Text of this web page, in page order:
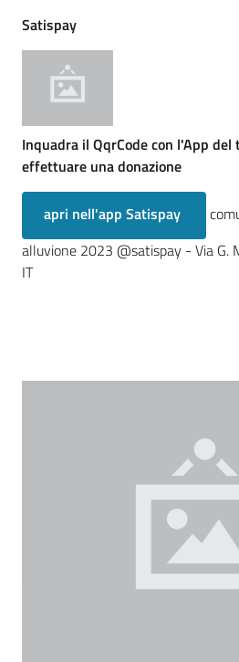
Satispay
Inquadra il QqrCode con l'App
effettuare una donazione
apri nell'app Satispay
alluvione 2023 @satispay - Via G.
IT